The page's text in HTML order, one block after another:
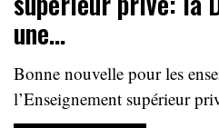
une…
Bonne nouvelle pour les
l’Enseignement supérieur